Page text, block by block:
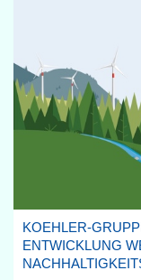
KOEHLER-
ENTWICKLUNG